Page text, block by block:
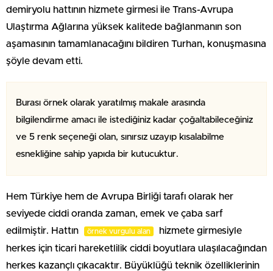
demiryolu hattının hizmete girmesi ile Trans-Avrupa
Ulaştırma Ağlarına yüksek kalitede bağlanmanın son
aşamasının tamamlanacağını bildiren Turhan, konuşmasına
şöyle devam etti.
Burası örnek olarak yaratılmış makale arasında
bilgilendirme amacı ile istediğiniz kadar çoğaltabileceğiniz
ve 5 renk seçeneği olan, sınırsız uzayıp kısalabilme
esnekliğine sahip yapıda bir kutucuktur.
Hem Türkiye hem de Avrupa Birliği tarafı olarak her
seviyede ciddi oranda zaman, emek ve çaba sarf
edilmiştir. Hattın
örnek vurgulu alan
hizmete girmesiyle
herkes için ticari hareketlilik ciddi boyutlara ulaşılacağından
herkes kazançlı çıkacaktır. Büyüklüğü teknik özelliklerinin